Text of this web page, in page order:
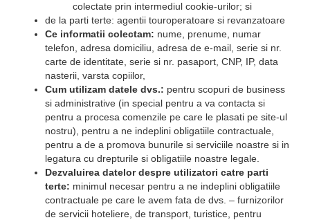
colectate prin intermediul cookie-urilor; si
de la parti terte: agentii touroperatoare si revanzatoare
Ce informatii colectam: nume, prenume, numar
telefon, adresa domiciliu, adresa de e-mail, serie si nr.
carte de identitate, serie si nr. pasaport, CNP, IP, data
nasterii, varsta copiilor,
Cum utilizam datele dvs.: pentru scopuri de business
si administrative (in special pentru a va contacta si
pentru a procesa comenzile pe care le plasati pe site-ul
nostru), pentru a ne indeplini obligatiile contractuale,
pentru a de a promova bunurile si serviciile noastre si in
legatura cu drepturile si obligatiile noastre legale.
Dezvaluirea datelor despre utilizatori catre parti
terte: minimul necesar pentru a ne indeplini obligatiile
contractuale pe care le avem fata de dvs. – furnizorilor
de servicii hoteliere, de transport, turistice, pentru